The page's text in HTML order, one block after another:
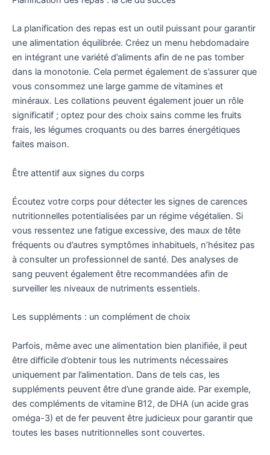
La planification des repas est un outil puissant pour garantir
une alimentation équilibrée. Créez un menu hebdomadaire
en intégrant une variété d’aliments afin de ne pas tomber
dans la monotonie. Cela permet également de s’assurer que
vous consommez une large gamme de vitamines et
minéraux. Les collations peuvent également jouer un rôle
significatif ; optez pour des choix sains comme les fruits
frais, les légumes croquants ou des barres énergétiques
faites maison.
Être attentif aux signes du corps
Écoutez votre corps pour détecter les signes de carences
nutritionnelles potentialisées par un régime végétalien. Si
vous ressentez une fatigue excessive, des maux de tête
fréquents ou d’autres symptômes inhabituels, n’hésitez pas
à consulter un professionnel de santé. Des analyses de
sang peuvent également être recommandées afin de
surveiller les niveaux de nutriments essentiels.
Les suppléments : un complément de choix
Parfois, même avec une alimentation bien planifiée, il peut
être difficile d’obtenir tous les nutriments nécessaires
uniquement par l’alimentation. Dans de tels cas, les
suppléments peuvent être d’une grande aide. Par exemple,
des compléments de vitamine B12, de DHA (un acide gras
oméga-3) et de fer peuvent être judicieux pour garantir que
toutes les bases nutritionnelles sont couvertes.